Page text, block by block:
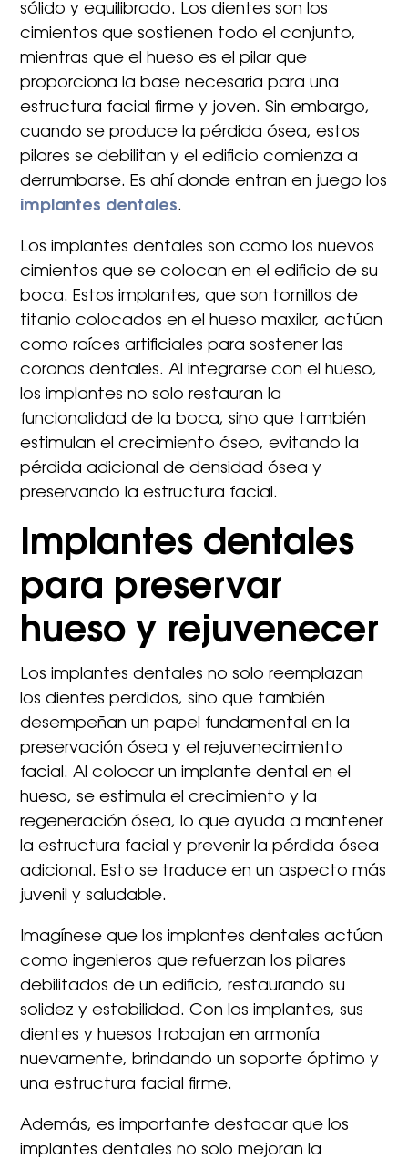
sólido y equilibrado. Los dientes son los
cimientos que sostienen todo el conjunto,
mientras que el hueso es el pilar que
proporciona la base necesaria para una
estructura facial firme y joven. Sin embargo,
cuando se produce la pérdida ósea, estos
pilares se debilitan y el edificio comienza a
derrumbarse. Es ahí donde entran en juego los
implantes dentales.
Los implantes dentales son como los nuevos
cimientos que se colocan en el edificio de su
boca. Estos implantes, que son tornillos de
titanio colocados en el hueso maxilar, actúan
como raíces artificiales para sostener las
coronas dentales. Al integrarse con el hueso,
los implantes no solo restauran la
funcionalidad de la boca, sino que también
estimulan el crecimiento óseo, evitando la
pérdida adicional de densidad ósea y
preservando la estructura facial.
Implantes dentales
para preservar
hueso y rejuvenecer
Los implantes dentales no solo reemplazan
los dientes perdidos, sino que también
desempeñan un papel fundamental en la
preservación ósea y el rejuvenecimiento
facial. Al colocar un implante dental en el
hueso, se estimula el crecimiento y la
regeneración ósea, lo que ayuda a mantener
la estructura facial y prevenir la pérdida ósea
adicional. Esto se traduce en un aspecto más
juvenil y saludable.
Imagínese que los implantes dentales actúan
como ingenieros que refuerzan los pilares
debilitados de un edificio, restaurando su
solidez y estabilidad. Con los implantes, sus
dientes y huesos trabajan en armonía
nuevamente, brindando un soporte óptimo y
una estructura facial firme.
Además, es importante destacar que los
implantes dentales no solo mejoran la